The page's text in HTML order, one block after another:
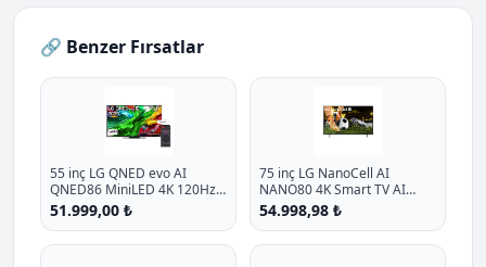
🔗 Benzer Fırsatlar
55 inç LG QNED evo AI
QNED86 MiniLED 4K 120Hz
Smart TV AI Sihirli Kumanda
webOS25 2025
51.999,00 ₺
75 inç LG NanoCell AI
NANO80 4K Smart TV AI
Sihirli Kumanda HDR10
webOS25 2025
54.998,98 ₺